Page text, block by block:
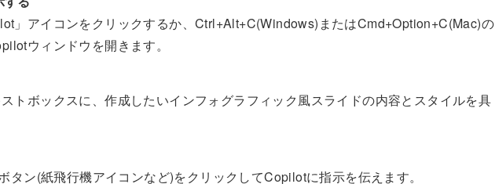
」アイコンをクリックするか、Ctrl+Alt+C(Windows)またはCmd+Option+C(Mac)の
ウィンドウを開きます。
トボックスに、作成したいインフォグラフィック風スライドの内容とスタイルを具
タン(紙飛行機アイコンなど)をクリックしてCopilotに指示を伝えます。